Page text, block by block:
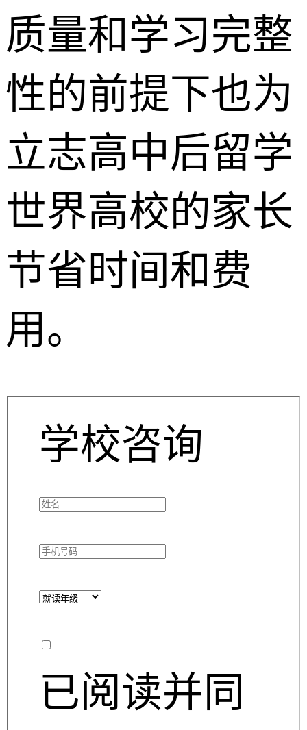
质量和学习完整
性的前提下也为
立志高中后留学
世界高校的家长
节省时间和费
用。
学校咨询
已阅读并同